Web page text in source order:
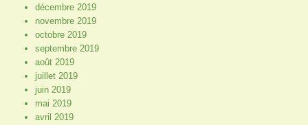
décembre 2019
novembre 2019
octobre 2019
septembre 2019
août 2019
juillet 2019
juin 2019
mai 2019
avril 2019